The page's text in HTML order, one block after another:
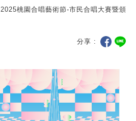
2025桃園合唱藝術節-市民合唱大賽暨頒
分享